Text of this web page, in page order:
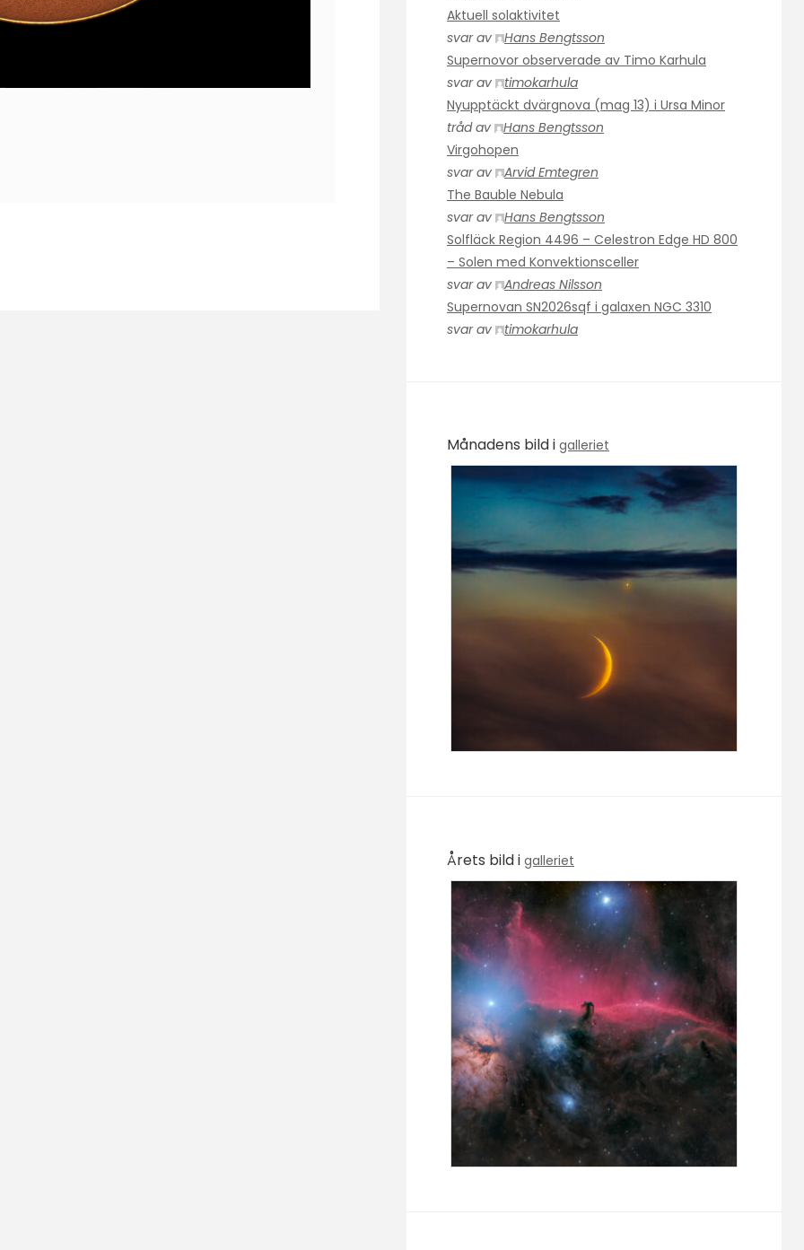
Aktuell solaktivitet
svar av
Hans Bengtsson
Supernovor observerade av Timo Karhula
svar av
timokarhula
Nyupptäckt dvärgnova (mag 13) i Ursa Minor
tråd av
Hans Bengtsson
Virgohopen
svar av
Arvid Emtegren
The Bauble Nebula
svar av
Hans Bengtsson
Solfläck Region 4496 – Celestron Edge HD 800
– Solen med Konvektionsceller
svar av
Andreas Nilsson
Supernovan SN2026sqf i galaxen NGC 3310
svar av
timokarhula
Månadens bild i galleriet
Årets bild i galleriet